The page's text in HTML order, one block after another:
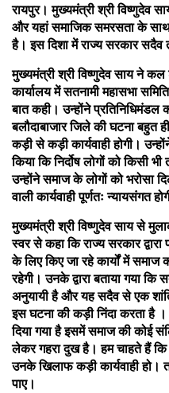
रायपुर। मुख्यमंत्री श्री विष्णुदेव
और यहां समाजिक समरसता के साथ
है। इस दिशा में राज्य सरकार सदैव
मुख्यमंत्री श्री विष्णुदेव साय ने कल
कार्यालय में सतनामी महासभा
बात कही। उन्होंने
बलौदाबाजार जिले की घटना बहुत
कड़ी से कड़ी कार्यवाही होगी।
किया कि निर्दोष लोगों को किसी
उन्होंने समाज के लोगों को भरोसा
वाली कार्यवाही पूर्णतः न्यायसंगत
मुख्यमंत्री श्री विष्णुदेव साय से
स्वर से कहा कि राज्य सरकार
के लिए किए जा रहे कार्यों में समाज
रहेगी। उनके द्वारा बताया गया कि
अनुयायी है और यह सदैव से एक
इस घटना की कड़ी निंदा करता है ।
दिया गया है इसमें समाज की कोई
लेकर गहरा दुख है। हम चाहते हैं कि
उनके खिलाफ कड़ी कार्यवाही हो।
पाए।